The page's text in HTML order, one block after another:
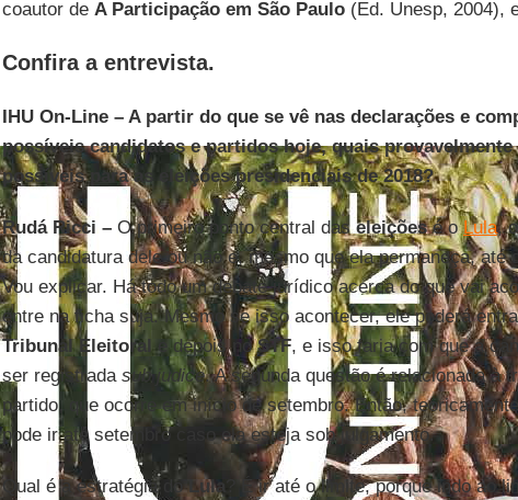
coautor de A Participação em São Paulo(Ed. Unesp, 2004),
Confira a entrevista.
IHU On-Line – A partir do que se vê nas declarações e
possíveis candidatos e partidos hoje, quais
possíveis para as eleições presidenciais de 2018?
Rudá Ricci –O primeiro ponto central daseleiçõesé oLula,
da candidatura dele ou não e, mesmo que ela permaneça, até
Vou explicar. Há todo um debate jurídico acerca do que vai
entre na ficha suja. Mesmo se isso acontecer, ele poderá
Tribunal Eleitoral e depois noSTF, e isso faria com que a
ser registrada sub judice. A segunda questão é relacionada à
partido, que ocorre em início de setembro. Então,
pode ir até setembro caso ela esteja sob julgamento.
Qual é a estratégia doLula
? É ir até o limite, porque indo ao